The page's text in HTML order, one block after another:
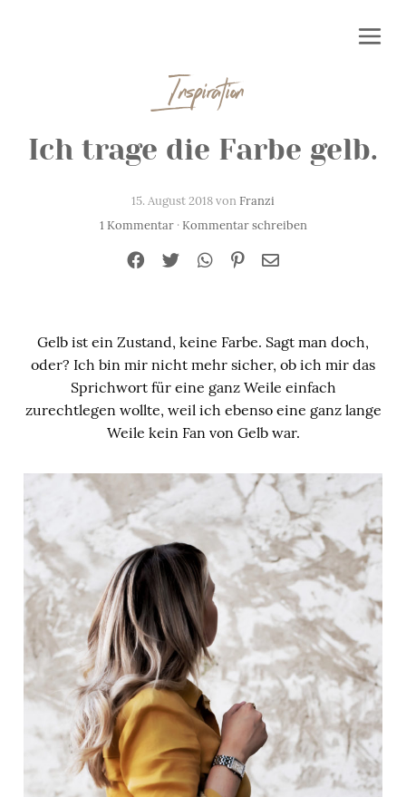
Inspiration
Ich trage die Farbe gelb.
15. August 2018 vonFranzi
1 Kommentar· Kommentar schreiben
Gelb ist ein Zustand, keine Farbe. Sagt man doch,
oder? Ich bin mir nicht mehr sicher, ob ich mir das
Sprichwort für eine ganz Weile einfach
zurechtlegen wollte, weil ich ebenso eine ganz lange
Weile kein Fan von Gelb war.